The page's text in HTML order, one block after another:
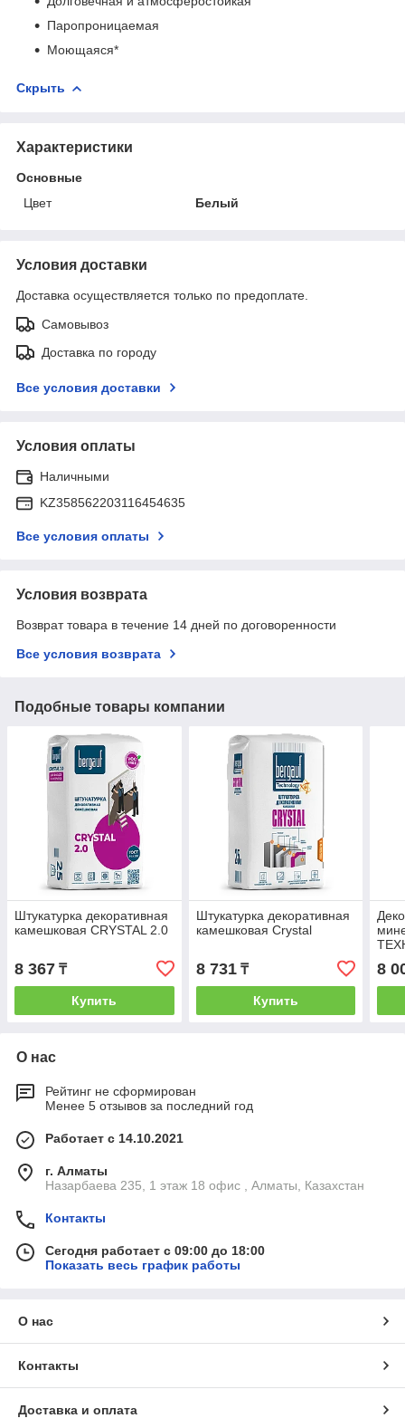
Паропроницаемая
Моющаяся*
Скрыть
Характеристики
Основные
Цвет
Белый
Условия доставки
Доставка осуществляется только по предоплате.
Самовывоз
Доставка по городу
Все условия доставки
Условия оплаты
Наличными
KZ358562203116454635
Все условия оплаты
Условия возврата
Возврат товара в течение 14 дней по договоренности
Все условия возврата
Подобные товары компании
Штукатурка декоративная
камешковая CRYSTAL 2.0
8 367 ₸
Купить
Штукатурка декоративная
камешковая Crystal
8 731₸
Купить
8
О нас
Рейтинг не сформирован
Менее 5 отзывов за последний год
Работает с 14.10.2021
г. Алматы
Назарбаева 235, 1 этаж 18 офис , Алматы, Казахстан
Контакты
Сегодня работает с 09:00 до 18:00
Показать весь график работы
О нас
Контакты
Доставка и оплата